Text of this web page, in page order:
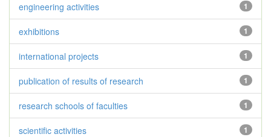
1
engineering activities
1
exhibitions
1
international projects
1
publication of results of research
1
research schools of faculties
1
scientific activities